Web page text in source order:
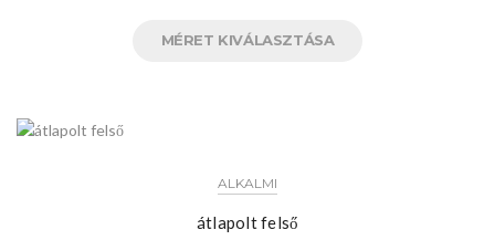
MÉRET KIVÁLASZTÁSA
ALKALMI
átlapolt felső